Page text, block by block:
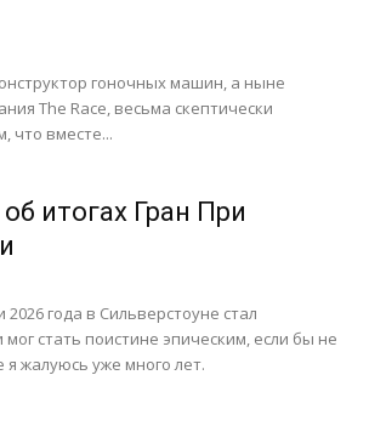
гоночных машин, а ныне
The Race, весьма скептически
что вместе...
итогах Гран При
года в Сильверстоуне стал
стать поистине эпическим, если бы не
жалуюсь уже много лет.